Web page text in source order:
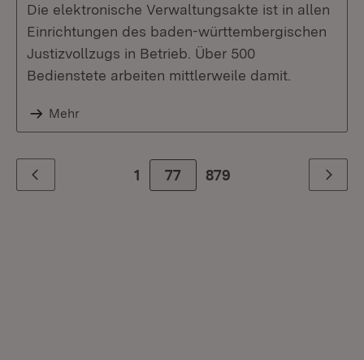
Die elektronische Verwaltungsakte ist in allen
Einrichtungen des baden-württembergischen
Justizvollzugs in Betrieb. Über 500
Bedienstete arbeiten mittlerweile damit.
Mehr
Zurück 1 77 Zur letzte Seite
879 Weiter